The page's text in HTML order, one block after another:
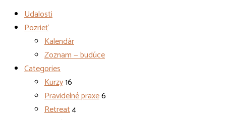
Udalosti
Pozrieť
Kalendár
Zoznam — budúce
Categories
Kurzy16
Pravidelné praxe6
Retreat4